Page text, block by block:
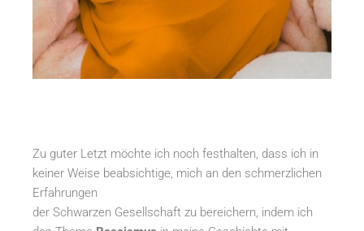
Zu guter Letzt möchte ich noch festhalten, dass ich in
keiner Weise beabsichtige, mich an den schmerzlichen
Erfahrungen
der Schwarzen Gesellschaft zu bereichern, indem ich